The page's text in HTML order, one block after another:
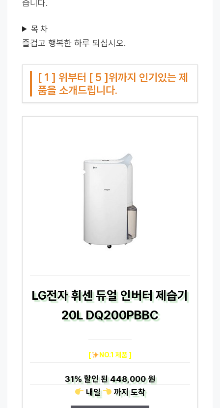
습니다.
목 차
즐겁고 행복한 하루 되십시오.
[ 1 ] 위부터 [ 5 ]위까지 인기있는 제
품을 소개드립니다.
LG전자 휘센 듀얼 인버터 제습기
20L DQ200PBBC
[ NO.1 제품 ]
31%할인 된448,000 원
내일
까지도착